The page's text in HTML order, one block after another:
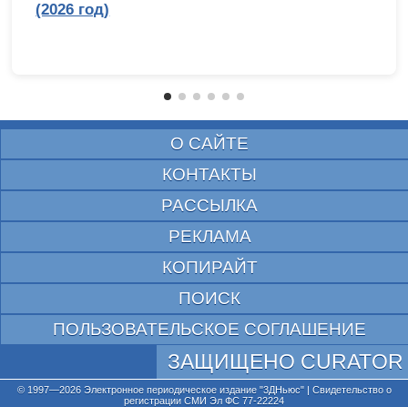
(2026 год)
О САЙТЕ
КОНТАКТЫ
РАССЫЛКА
РЕКЛАМА
КОПИРАЙТ
ПОИСК
ПОЛЬЗОВАТЕЛЬСКОЕ СОГЛАШЕНИЕ
ЗАЩИЩЕНО CURATOR
© 1997—2026 Электронное периодическое издание "3ДНьюс" | Свидетельство о
регистрации СМИ Эл ФС 77-22224